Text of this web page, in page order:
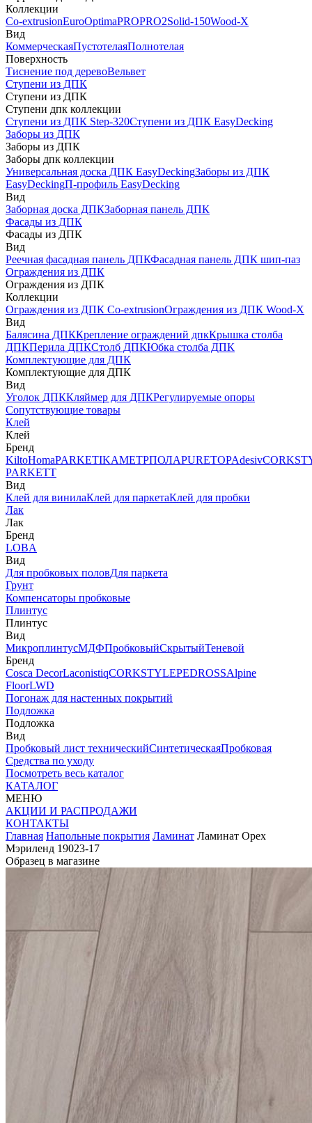
Коллекции
Co-extrusionEuroOptimaPROPRO2Solid-150Wood-X
Вид
КоммерческаяПустотелаяПолнотелая
Поверхность
Тиснение под деревоВельвет
Ступени из ДПК
Ступени из ДПК
Ступени дпк коллекции
Ступени из ДПК Step-320Ступени из ДПК EasyDecking
Заборы из ДПК
Заборы из ДПК
Заборы дпк коллекции
Универсальная доска ДПК EasyDeckingЗаборы из ДПК
EasyDeckingП-профиль EasyDecking
Вид
Заборная доска ДПКЗаборная панель ДПК
Фасады из ДПК
Фасады из ДПК
Вид
Реечная фасадная панель ДПКФасадная панель ДПК шип-паз
Ограждения из ДПК
Ограждения из ДПК
Коллекции
Ограждения из ДПК Co-extrusionОграждения из ДПК Wood-X
Вид
Балясина ДПККрепление ограждений дпкКрышка столба
ДПКПерила ДПКСтолб ДПКЮбка столба ДПК
Комплектующие для ДПК
Комплектующие для ДПК
Вид
Уголок ДПККляймер для ДПКРегулируемые опоры
Сопутствующие товары
Клей
Клей
Бренд
KiltoHomaPARKETIKAМЕТРПОЛАPURETOPAdesiv
PARKETT
Вид
Клей для винилаКлей для паркетаКлей для пробки
Лак
Лак
Бренд
LOBA
Вид
Для пробковых половДля паркета
Грунт
Компенсаторы пробковые
Плинтус
Плинтус
Вид
МикроплинтусМДФПробковыйСкрытыйТеневой
Бренд
Cosca DecorLaconistiqCORKSTYLEPEDROSSAlpine
FloorLWD
Погонаж для настенных покрытий
Подложка
Подложка
Вид
Пробковый лист техническийСинтетическаяПробковая
Средства по уходу
Посмотреть весь каталог
КАТАЛОГ
МЕНЮ
АКЦИИ И РАСПРОДАЖИ
КОНТАКТЫ
Главная Напольные покрытия Ламинат Ламинат Орех
Мэриленд 19023-17
Образец в магазине